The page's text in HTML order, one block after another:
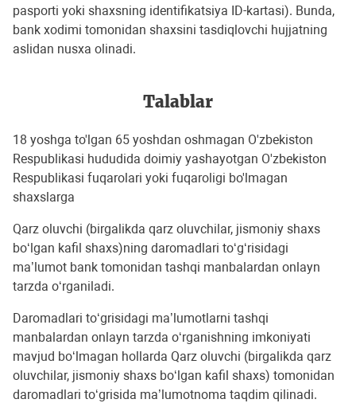
pasporti yoki shaxsning identifikatsiya ID-kartasi). Bunda,
bank xodimi tomonidan shaxsini tasdiqlovchi hujjatning
aslidan nusxa olinadi.
Talablar
18 yoshga to'lgan 65 yoshdan oshmagan O'zbekiston
Respublikasi hududida doimiy yashayotgan O'zbekiston
Respublikasi fuqarolari yoki fuqaroligi bo'lmagan
shaxslarga
Qarz oluvchi (birgalikda qarz oluvchilar, jismoniy shaxs
bo‘lgan kafil shaxs)ning daromadlari to‘g‘risidagi
ma’lumot bank tomonidan tashqi manbalardan onlayn
tarzda o‘rganiladi.
Daromadlari to‘grisidagi ma’lumotlarni tashqi
manbalardan onlayn tarzda o‘rganishning imkoniyati
mavjud bo‘lmagan hollarda Qarz oluvchi (birgalikda qarz
oluvchilar, jismoniy shaxs bo‘lgan kafil shaxs) tomonidan
daromadlari to‘grisida ma’lumotnoma taqdim qilinadi.